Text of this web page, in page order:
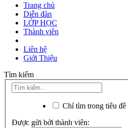
Trang chủ
Diễn đàn
LỚP HỌC
Thành viên
Liên hệ
Giới Thiệu
Tìm kiếm
Chỉ tìm trong tiêu đề
Được gửi bởi thành viên: